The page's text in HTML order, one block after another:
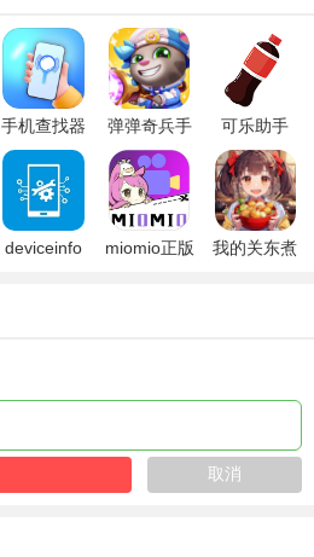
手机查找器
app
弹弹奇兵手
游免费版
可乐助手
5.26版本
deviceinfo
miomio正版
我的关东煮